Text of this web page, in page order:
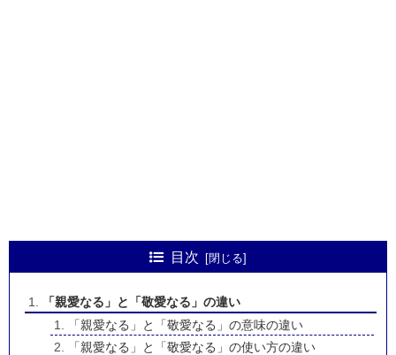
目次
「親愛なる」と「敬愛なる」の違い
「親愛なる」と「敬愛なる」の意味の違い
「親愛なる」と「敬愛なる」の使い方の違い